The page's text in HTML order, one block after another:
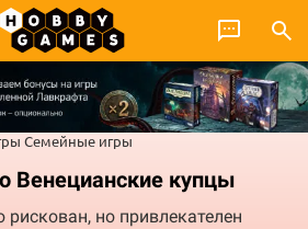
Семейные игры
Венецианские купцы
но привлекателен